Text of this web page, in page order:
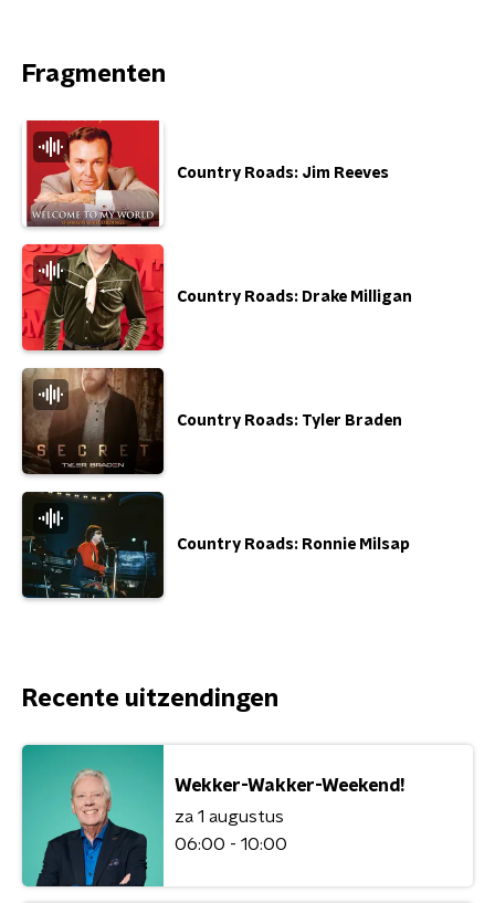
Fragmenten
Country Roads: Jim Reeves
Country Roads: Drake Milligan
Country Roads: Tyler Braden
Country Roads: Ronnie Milsap
Recente uitzendingen
Wekker-Wakker-Weekend!
za 1 augustus
06:00 - 10:00